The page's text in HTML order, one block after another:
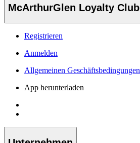
McArthurGlen Loyalty Club
Registrieren
Anmelden
Allgemeinen Geschäftsbedingungen
App herunterladen